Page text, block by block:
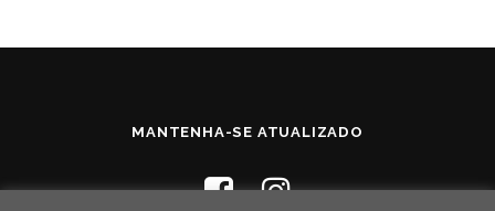
MANTENHA-SE ATUALIZADO